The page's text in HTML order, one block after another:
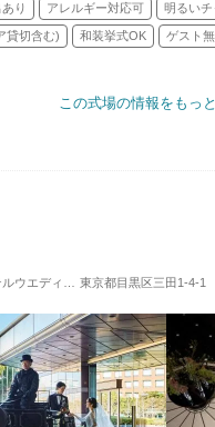
り アレルギー対応可 明るいチ
貸切含む) 和装挙式OK ゲスト
この式場の情報をもっ
エディング 対応人数: 着席：6名
東京都目黒区三田1-4-1